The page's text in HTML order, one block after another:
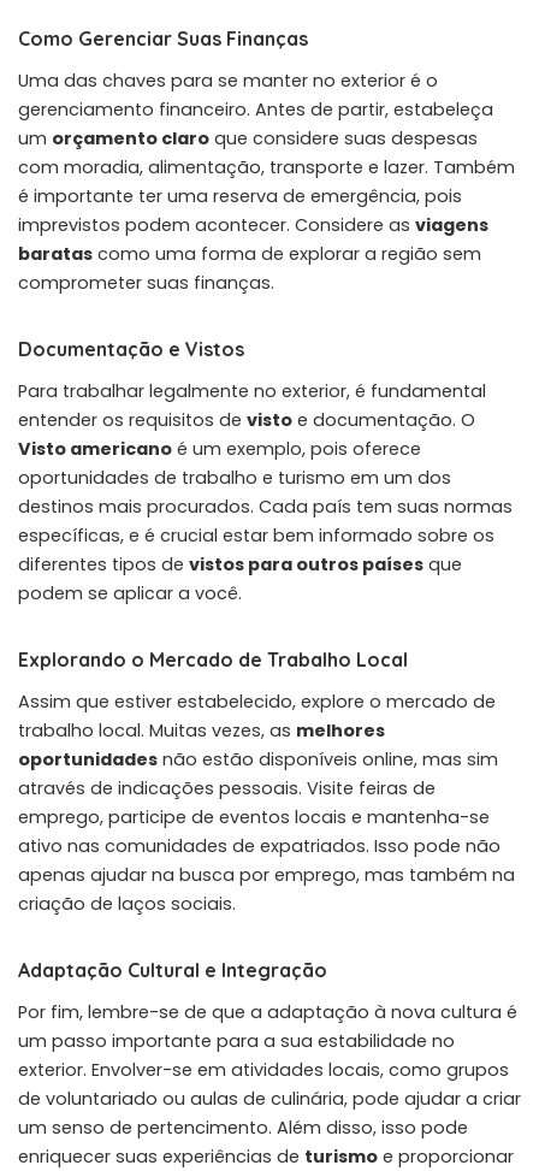
Como Gerenciar Suas Finanças
Uma das chaves para se manter no exterior é o
gerenciamento financeiro. Antes de partir, estabeleça
um orçamento claro que considere suas despesas
com moradia, alimentação, transporte e lazer. Também
é importante ter uma reserva de emergência, pois
imprevistos podem acontecer. Considere as viagens
baratas como uma forma de explorar a região sem
comprometer suas finanças.
Documentação e Vistos
Para trabalhar legalmente no exterior, é fundamental
entender os requisitos de visto e documentação. O
Visto americano é um exemplo, pois oferece
oportunidades de trabalho e turismo em um dos
destinos mais procurados. Cada país tem suas normas
específicas, e é crucial estar bem informado sobre os
diferentes tipos de vistos para outros países que
podem se aplicar a você.
Explorando o Mercado de Trabalho Local
Assim que estiver estabelecido, explore o mercado de
trabalho local. Muitas vezes, as melhores
oportunidades não estão disponíveis online, mas sim
através de indicações pessoais. Visite feiras de
emprego, participe de eventos locais e mantenha-se
ativo nas comunidades de expatriados. Isso pode não
apenas ajudar na busca por emprego, mas também na
criação de laços sociais.
Adaptação Cultural e Integração
Por fim, lembre-se de que a adaptação à nova cultura é
um passo importante para a sua estabilidade no
exterior. Envolver-se em atividades locais, como grupos
de voluntariado ou aulas de culinária, pode ajudar a criar
um senso de pertencimento. Além disso, isso pode
enriquecer suas experiências de turismo e proporcionar